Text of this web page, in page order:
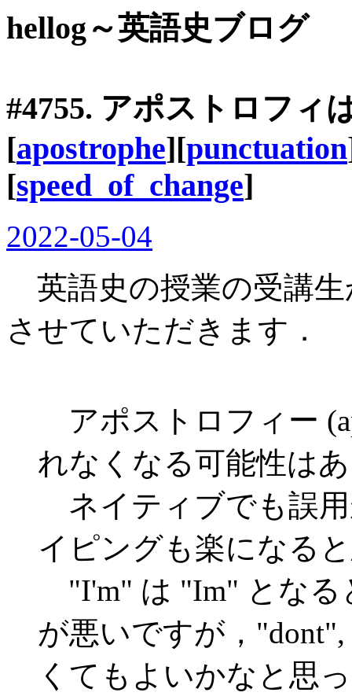
hellog～英語史ブログ
#4755. アポストロフィ
[apostrophe][punctuation
[speed_of_change]
2022-05-04
英語史の授業の受講
させていただきます．
アポストロフィー
れなくなる可能性は
ネイティブでも誤
イピングも楽になる
"I'm" は "Im" となる
が悪いですが，
くてもよいかなと思